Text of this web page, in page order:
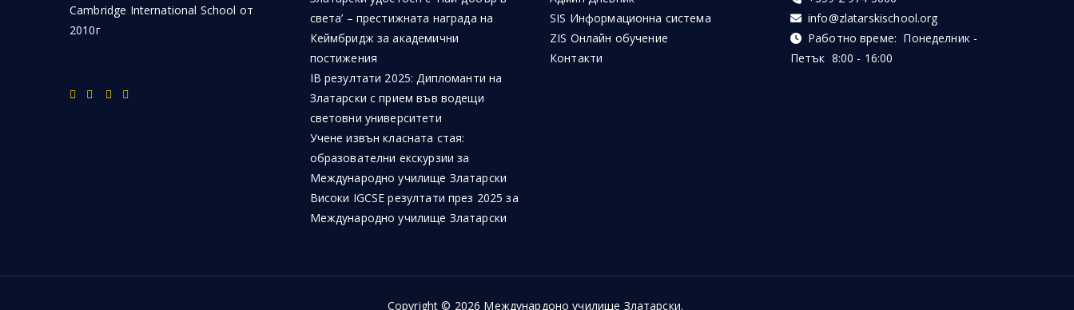
Cambridge International School от
2010г
света’ – престижната награда на
Кеймбридж за академични
постижения
IB резултати 2025: Дипломанти на
Златарски с прием във водещи
световни университети
Учене извън класната стая:
образователни екскурзии за
Международно училище Златарски
Високи IGCSE резултати през 2025 за
Международно училище Златарски
SIS Информационна система
ZIS Онлайн обучение
Контакти
info@zlatarskischool.org
Работно време: Понеделник -
Петък 8:00 - 16:00
Copyright © 2026 Междунардоно училище Златарски.